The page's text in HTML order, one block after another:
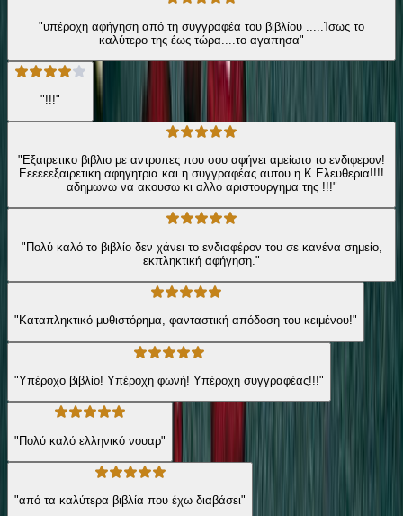
"υπέροχη αφήγηση από τη συγγραφέα του βιβλίου .....Ίσως το
καλύτερο της έως τώρα....το αγαπησα"
"!!!"
"Εξαιρετικο βιβλιο με αντροπες που σου αφήνει αμείωτο το ενδιφερον!
Εεεεεεξαιρετικη αφηγητρια και η συγγραφέας αυτου η Κ.Ελευθερια!!!!
αδημωνω να ακουσω κι αλλο αριστουργημα της !!!"
"Πολύ καλό το βιβλίο δεν χάνει το ενδιαφέρον του σε κανένα σημείο,
εκπληκτική αφήγηση."
"Καταπληκτικό μυθιστόρημα, φανταστική απόδοση του κειμένου!"
"Υπέροχο βιβλίο! Υπέροχη φωνή! Υπέροχη συγγραφέας!!!"
"Πολύ καλό ελληνικό νουαρ"
"από τα καλύτερα βιβλία που έχω διαβάσει"